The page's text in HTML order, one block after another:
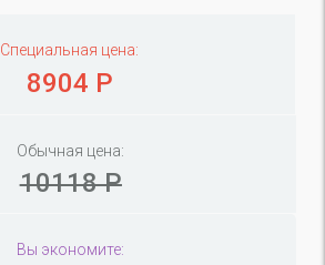
Специальная цена:
8904 Р
Обычная цена:
10118 Р
Вы экономите: